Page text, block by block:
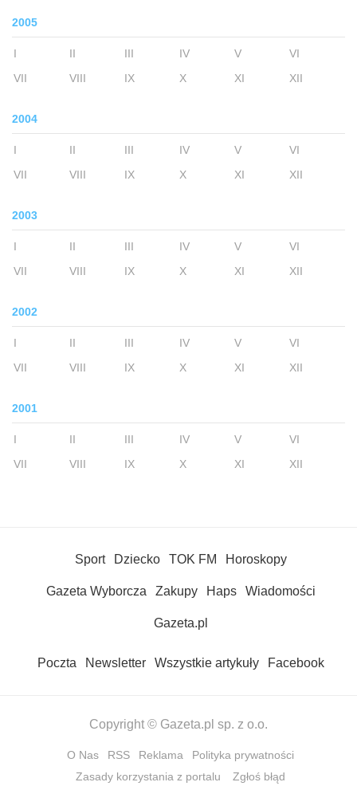
2005
I II III IV V
VI
VII
VIII IX X XI XII
2004
I II III IV V
VI
VII
VIII IX X XI XII
2003
I II III IV V
VI
VII
VIII IX X XI XII
2002
I II III IV V
VI
VII
VIII IX X XI XII
2001
I II III IV V
VI
VII
VIII IX X XI XII
Sport Dziecko TOK FM Horoskopy
Gazeta Wyborcza Zakupy Haps Wiadomości
Gazeta.pl
Poczta Newsletter Wszystkie artykuły Facebook
Copyright © Gazeta.pl sp. z o.o.
O Nas RSS Reklama
Polityka prywatności
Zasady korzystania z portalu
Zgłoś błąd